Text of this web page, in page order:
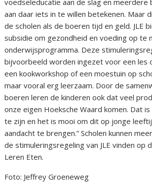
voedseleducatie aan de slag en meerdere
aan daar iets in te willen betekenen. Maar
de scholen als de boeren tijd en geld. JLE
subsidie om gezondheid en voeding op te
onderwijsprogramma. Deze
bijvoorbeeld worden ingezet voor een les
een kookworkshop of een moestuin op
maar vooral erg leerzaam. Door de
boeren leren de kinderen ook dat veel
onze eigen Hoeksche Waard komen. Dat
te zijn en het is mooi om dit op jonge
aandacht te brengen.” Scholen kunnen
de stimuleringsregeling van JLE vinden op
Leren Eten.
Foto: Jeffrey Groeneweg